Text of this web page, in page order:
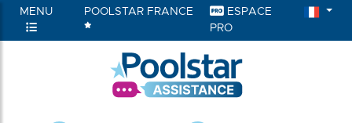
MENU POOLSTAR FRANCE
ESPACE
PRO